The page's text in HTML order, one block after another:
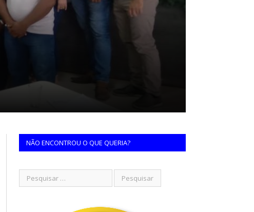
NÃO ENCONTROU O QUE QUERIA?